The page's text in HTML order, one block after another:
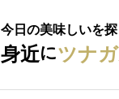
今日の美味しいを探
身近にツナ